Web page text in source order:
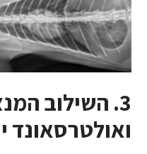
3. השילוב
ואולטרסאונד